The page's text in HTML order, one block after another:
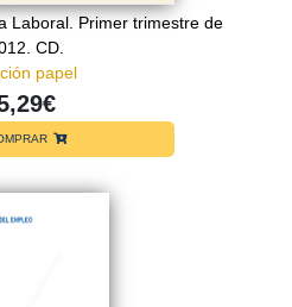
Laboral. Primer trimestre de
CD.
papel